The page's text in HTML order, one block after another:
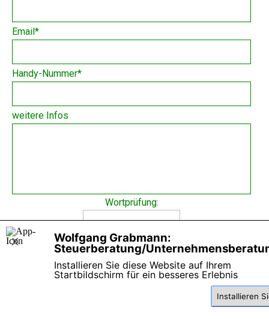
Email*
Handy-Nummer*
weitere Infos
Wortprüfung:
Menü überspringen
Wolfgang Grabmann:
Steuerberatung/
Installieren Sie diese Website auf Ihrem
Startbildschirm für ein besseres Erlebnis
Installieren
X